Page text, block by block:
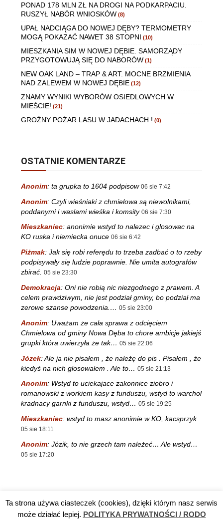
PONAD 178 MLN ZŁ NA DROGI NA PODKARPACIU.
RUSZYŁ NABÓR WNIOSKÓW (8)
UPAŁ NADCIĄGA DO NOWEJ DĘBY? TERMOMETRY
MOGĄ POKAZAĆ NAWET 38 STOPNI (10)
MIESZKANIA SIM W NOWEJ DĘBIE. SAMORZĄDY
PRZYGOTOWUJĄ SIĘ DO NABORÓW (1)
NEW OAK LAND – TRAP & ART. MOCNE BRZMIENIA
NAD ZALEWEM W NOWEJ DĘBIE (12)
ZNAMY WYNIKI WYBORÓW OSIEDLOWYCH W
MIEŚCIE! (21)
GROŹNY POŻAR LASU W JADACHACH ! (0)
OSTATNIE KOMENTARZE
Anonim: ta grupka to 1604 podpisow 06 sie 7:42
Anonim: Czyli wieśniaki z chmielowa są niewolnikami,
poddanymi i waslami wieśka i komsity 06 sie 7:30
Mieszkaniec: anonimie wstyd to nalezec i glosowac na
KO ruska i niemiecka onuce 06 sie 6:42
Piżmak: Jak się robi referędu to trzeba zadbać o to rzeby
podpisywały się ludzie poprawnie. Nie umita autografów
zbirać. 05 sie 23:30
Demokracja: Oni nie robią nic niezgodnego z prawem. A
celem prawdziwym, nie jest podział gminy, bo podział ma
zerowe szanse powodzenia.… 05 sie 23:00
Anonim: Uważam że cała sprawa z odcięciem
Chmielowa od gminy Nowa Dęba to chore ambicje jakiejś
grupki która uwierzyła że tak… 05 sie 22:06
Józek:Ale ja nie pisałem , że należę do pis . Pisałem , że
kiedyś na nich głosowałem . Ale to… 05 sie 21:13
Anonim: Wstyd to uciekajace zakonnice ziobro i
romanowski z workiem kasy z funduszu, wstyd to warchol
kradnacy garnki z funduszu, wstyd… 05 sie 19:25
Mieszkaniec: wstyd to masz anonimie w KO, kacsprzyk
05 sie 18:11
Anonim: Józik, to nie grzech tam należeć… Ale wstyd…
05 sie 17:20
Reklama TV DĘBA Polityka prywatności / RODO Kontakt
Ta strona używa ciasteczek (cookies), dzięki którym nasz serwis
może działać lepiej. POLITYKA PRYWATNOŚCI / RODO